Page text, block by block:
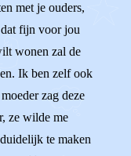
met je ouders,
fijn voor jou
wonen zal de
Ik ben zelf ook
zag deze
ze wilde me
te maken